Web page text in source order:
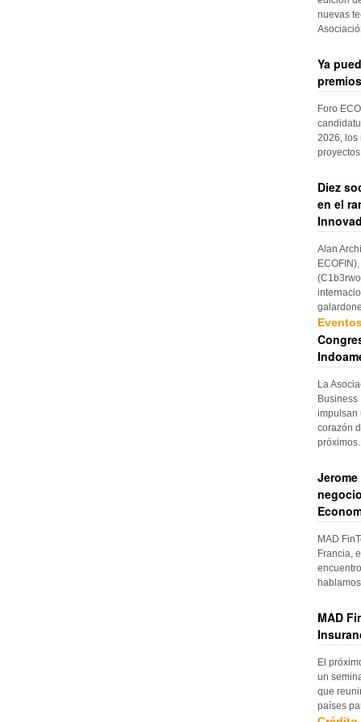
nuevas
Ya
Foro
2026, los
Diez
en el
Alan
La
Business
impulsan
corazón
Jerome
MAD
Francia,
MAD
El
un
que
países